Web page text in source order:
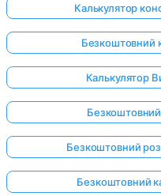
Калькулятор
Безкоштовний
Калькулятор
Безкоштовний
Безкоштовний
Безкоштовний